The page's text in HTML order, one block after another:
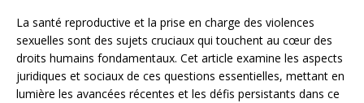
La santé reproductive et la prise en charge des violences
sexuelles sont des sujets cruciaux qui touchent au cœur des
droits humains fondamentaux. Cet article examine les aspects
juridiques et sociaux de ces questions essentielles, mettant en
lumière les avancées récentes et les défis persistants dans ce